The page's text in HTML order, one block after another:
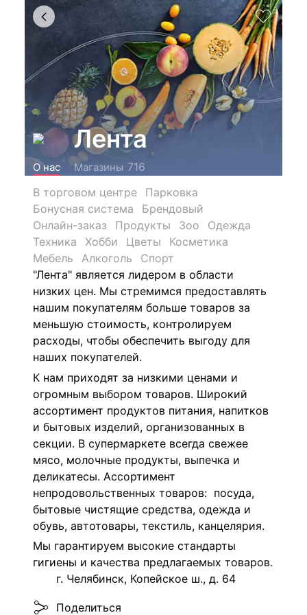
Лента
О нас Магазины 716
В торговом центре
Парковка
Бонусная система
Брендовый
Онлайн-заказ
Продукты Зоо
Одежда
Техника
Хобби Цветы
Косметика
Мебель
Алкоголь
Спорт
"Лента" является лидером в области
низких цен. Мы стремимся предоставлять
нашим покупателям больше товаров за
меньшую стоимость, контролируем
расходы, чтобы обеспечить выгоду для
наших покупателей.
К нам приходят за низкими ценами и
огромным выбором товаров. Широкий
ассортимент продуктов питания, напитков
и бытовых изделий, организованных в
секции. В супермаркете всегда свежее
мясо, молочные продукты, выпечка и
деликатесы. Ассортимент
непродовольственных товаров: посуда,
бытовые чистящие средства, одежда и
обувь, автотовары, текстиль, канцелярия.
Мы гарантируем высокие стандарты
гигиены и качества предлагаемых товаров.
г. Челябинск, Копейское ш., д. 64
Поделиться